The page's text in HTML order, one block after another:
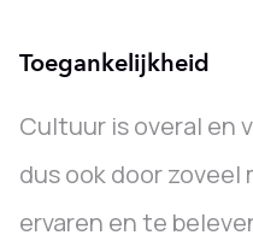
Toegankelijkheid
Cultuur is overal en
dus ook door
ervaren en te